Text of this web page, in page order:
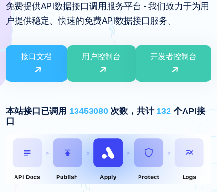
免费提供API数据接口调用服务平台 - 我们致力于为用
户提供稳定、快速的免费API数据接口服务。
接口文档 用户控制台 开发者控制台
本站接口已调用 13453080 次数，共计 132 个API接
口